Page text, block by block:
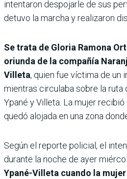
intentaron despojarle de sus
detuvo la marcha y realizaron
Se trata de Gloria Ramona
oriunda de la compañía
Villeta, quien fue víctima de un
mientras circulaba sobre la ruta
Ypané y Villeta. La mujer
quedó alojada en una zona
Según el reporte policial, el
durante la noche de ayer
Ypané-Villeta cuando la